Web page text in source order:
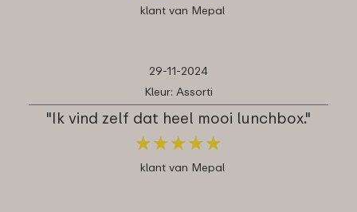
klant van Mepal
29-11-2024
Kleur: Assorti
"Ik vind zelf dat heel mooi lunchbox."
★★★★★
★★★★★
klant van Mepal